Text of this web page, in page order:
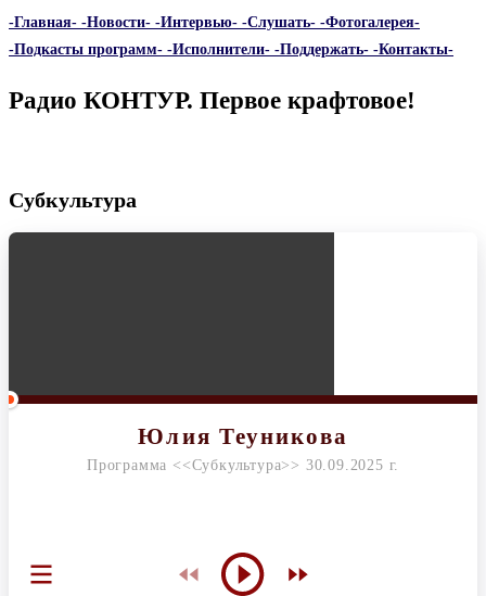
-Главная- -Новости- -Интервью- -Слушать- -Фотогалерея-
-Подкасты программ- -Исполнители- -Поддержать- -Контакты-
Радио КОНТУР. Первое крафтовое!
Субкультура
Юлия Теуникова
Программа <<Субкультура>> 30.09.2025 г.